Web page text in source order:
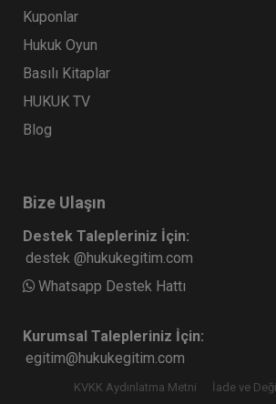
Kuponlar
Hukuk Oyun
Basılı Kitaplar
HUKUK TV
Blog
Bize Ulaşın
Destek Talepleriniz İçin:
destek @hukukegitim.com
Whatsapp Destek Hattı
Kurumsal Talepleriniz İçin:
egitim@hukukegitim.com
KVKK Aydınlatma Metni İade ve